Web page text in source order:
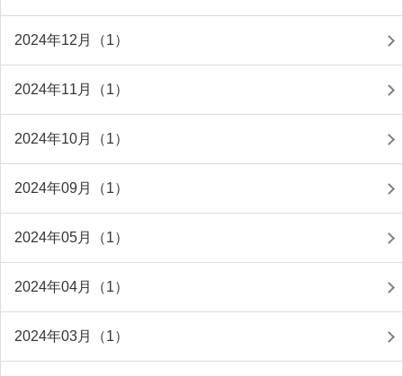
2024年12月（1）
2024年11月（1）
2024年10月（1）
2024年09月（1）
2024年05月（1）
2024年04月（1）
2024年03月（1）